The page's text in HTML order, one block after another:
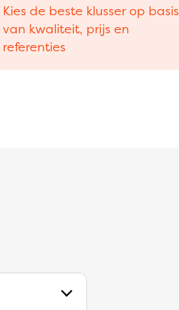
Kies de beste klusser op basis
van kwaliteit, prijs en
referenties